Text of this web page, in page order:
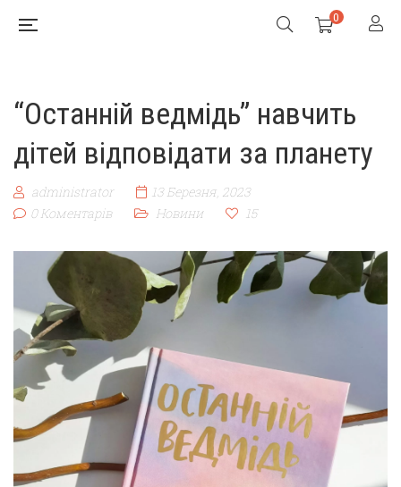
0
“Останній ведмідь” навчить
дітей відповідати за планету
administrator
13 Березня, 2023
0 Коментарів
Новини 15